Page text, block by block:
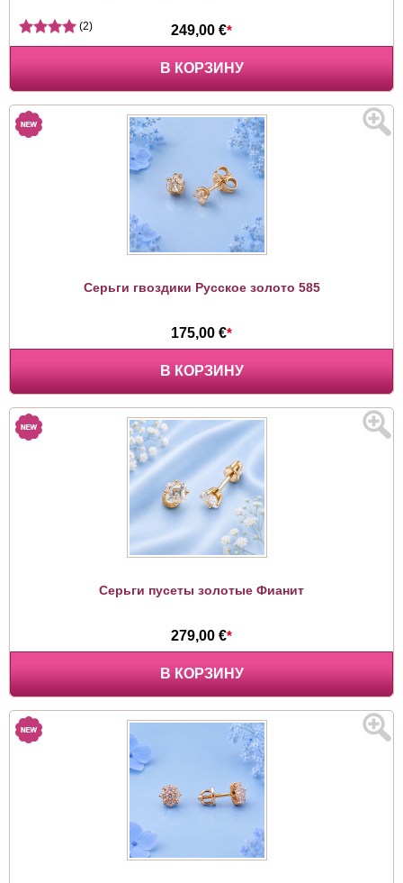
249,00 €*
(2)
В КОРЗИНУ
Серьги гвоздики Русское золото 585
175,00 €*
В КОРЗИНУ
Серьги пусеты золотые Фианит
279,00 €*
В КОРЗИНУ